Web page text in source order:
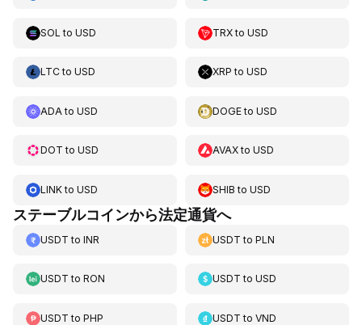
SOL to USD TRXtoUSD
LTCto USD XRP toUSD
ADA to USD DOGEtoUSD
DOT to USD AVAXtoUSD
LINKto USD SHIB toUSD
ステーブルコインから法定通貨へ
USDT to INR USDT toPLN
USDT to RON USDT toUSD
USDT to PHP USDT toVND